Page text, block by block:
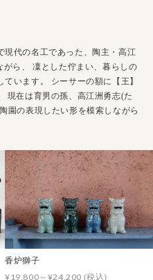
現代の名工であった、陶主・高江
がら、 凜とした佇まい、暮らしの
います。 シーサーの額に【王】
現在は育男の孫、高江洲勇志(た
園の表現したい形を模索しながら
香炉獅子
¥19,800～¥24,200 (税込)